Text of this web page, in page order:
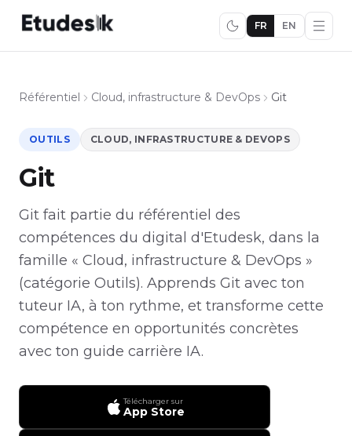
FR EN
Référentiel Cloud, infrastructure & DevOps Git
OUTILS CLOUD, INFRASTRUCTURE & DEVOPS
Git
Git fait partie du référentiel des
compétences du digital d'Etudesk, dans la
famille « Cloud, infrastructure & DevOps »
(catégorie Outils). Apprends Git avec ton
tuteur IA, à ton rythme, et transforme cette
compétence en opportunités concrètes
avec ton guide carrière IA.
Télécharger sur
App Store